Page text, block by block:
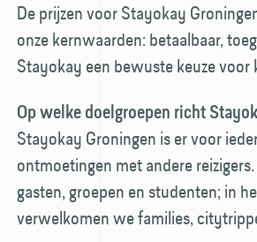
De prijzen voor Stayokay
onze kernwaarden: betaalbaar,
Stayokay een bewuste keuze
Op welke doelgroepen richt
Stayokay Groningen is er voor
ontmoetingen met andere
gasten, groepen en studenten; in
verwelkomen we families,